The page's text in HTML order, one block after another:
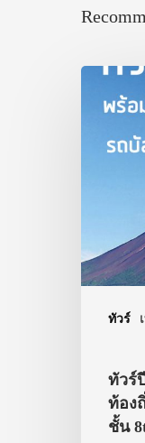
ทัวร์
ทัวร์
ท้อง
ชั้น